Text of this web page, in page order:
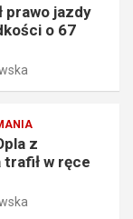
prawo jazdy
o 67
z
w ręce